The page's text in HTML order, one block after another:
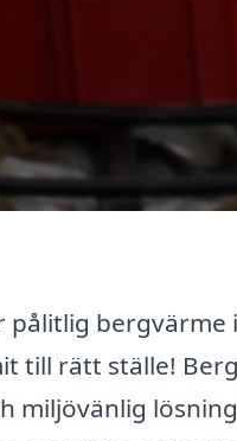
pålitlig bergvärme
till rätt ställe!
miljövänlig